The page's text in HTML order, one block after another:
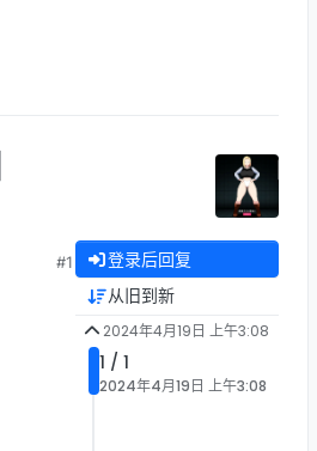
#1 登录后回复
从旧到新
2024年4月19日 上午3:08
1 / 1
2024年4月19日 上午3:08